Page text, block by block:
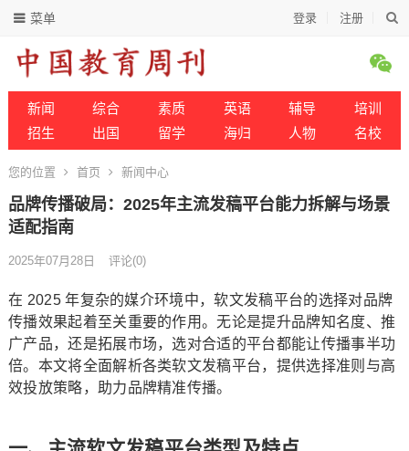
登录 注册
菜单
新闻 综合 素质 英语 辅导
培训
招生
出国 留学 海归 人物 名校
您的位置 首页 新闻中心
品牌传播破局：2025年主流发稿平台能力拆解与场景
适配指南
2025年07月28日 评论(0)
在 2025 年复杂的媒介环境中，软文发稿平台的选择对品牌
传播效果起着至关重要的作用。无论是提升品牌知名度、推
广产品，还是拓展市场，选对合适的平台都能让传播事半功
倍。本文将全面解析各类软文发稿平台，提供选择准则与高
效投放策略，助力品牌精准传播。